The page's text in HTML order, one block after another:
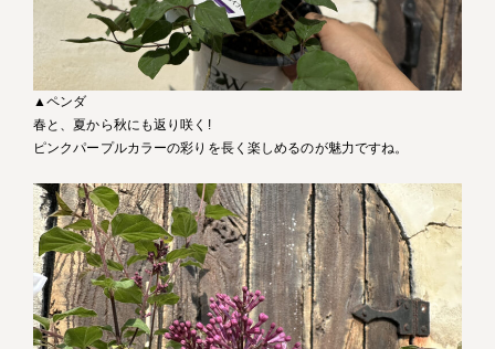
▲ペンダ
春と、夏から秋にも返り咲く!
ピンクパープルカラーの彩りを長く楽しめるのが魅力ですね。